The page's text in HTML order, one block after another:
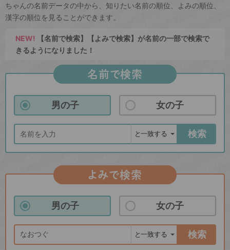
ちゃんの名前データの中から、知りたい名前の順位、よみの順位、
漢字の順位を見ることができます。
NEW! 【名前で検索】【よみで検索】が名前の一部で検索で
きるようになりました！
名前で検索
男の子 女の子
検索
よみで検索
男の子 女の子
検索